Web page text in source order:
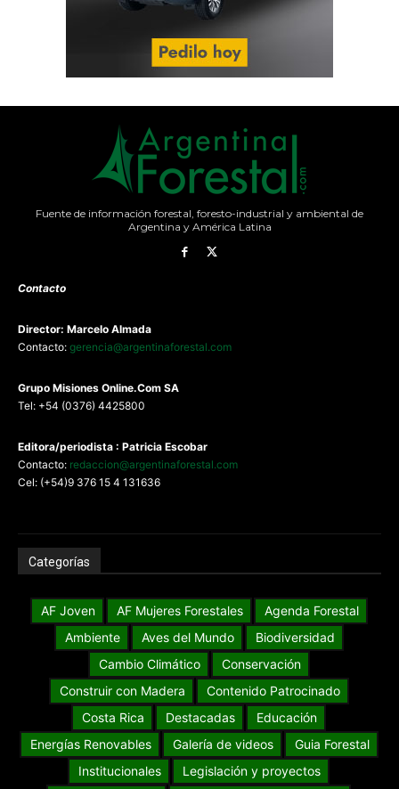
Fuente de información forestal, foresto-industrial y ambiental de
Argentina y América Latina
Contacto
Director: Marcelo Almada
Contacto: gerencia@argentinaforestal.com
Grupo Misiones Online.Com SA
Tel: +54 (0376) 4425800
Editora/periodista : Patricia Escobar
Contacto: redaccion@argentinaforestal.com
Cel: (+54)9 376 15 4 131636
Categorías
AF Joven AF Mujeres Forestales
Agenda Forestal
Ambiente
Aves del Mundo
Biodiversidad
Cambio Climático
Conservación
Construir con Madera
Contenido Patrocinado
Costa Rica
Destacadas
Educación
Energías Renovables
Galería de videos
Guia Forestal
Institucionales
Legislación y proyectos